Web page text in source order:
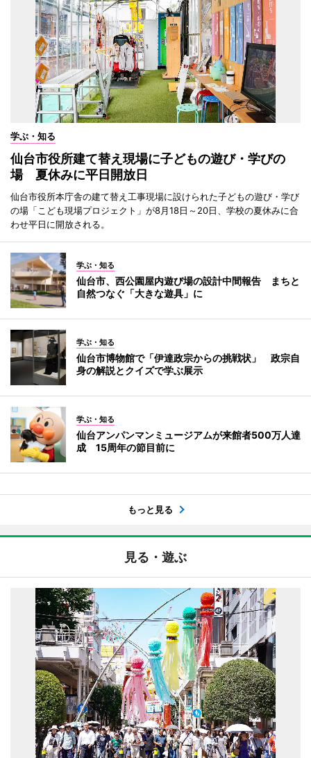
学ぶ・知る
仙台市役所建て替え現場に子どもの遊び・学びの
場 夏休みに平日開放日
仙台市役所本庁舎の建て替え工事現場に設けられた子どもの遊び・学び
の場「こども現場プロジェクト」が8月18日～20日、学校の夏休みに合
わせ平日に開放される。
学ぶ・知る
仙台市、西公園屋内遊び場の設計中間報告 まちと
自然つなぐ「大きな遊具」に
学ぶ・知る
仙台市博物館で「伊達政宗からの挑戦状」 政宗自
身の解説とクイズで学ぶ展示
学ぶ・知る
仙台アンパンマンミュージアムが来館者500万人達
成 15周年の節目前に
もっと見る
見る・遊ぶ